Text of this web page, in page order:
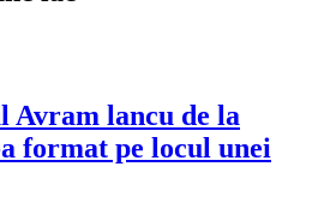
lancu de la
format pe locul unei